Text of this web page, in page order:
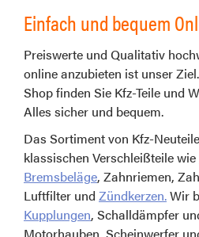
Einfach und bequem
Preiswerte und Qualitativ
online anzubieten ist unser
Shop finden Sie Kfz-Teile und
Alles sicher und bequem.
Das Sortiment von Kfz-
klassischen Verschleißteile wie
Bremsbeläge, Zahnriemen,
Luftfilter und Zündkerzen.Wir
Kupplungen, Schalldämpfer
Motorhauben, Scheinwerfer